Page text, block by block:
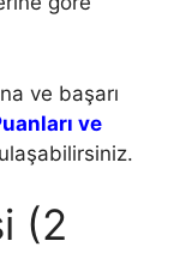
ve başarı
ve
(2